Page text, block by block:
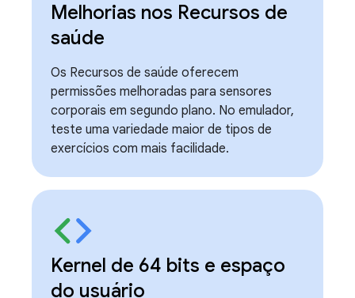
Melhorias nos Recursos de
saúde
Os Recursos de saúde oferecem
permissões melhoradas para sensores
corporais em segundo plano. No emulador,
teste uma variedade maior de tipos de
exercícios com mais facilidade.
Kernel de 64 bits e espaço
do usuário